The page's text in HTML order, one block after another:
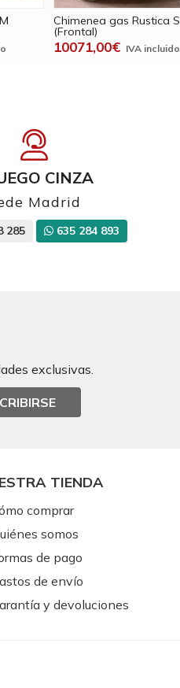
Chimenea gas Rustica S
(Frontal)
10071,00€
CINZA
Madrid
285 635 284 893
exclusivas.
TIENDA
comprar
somos
de pago
de envío
y devoluciones